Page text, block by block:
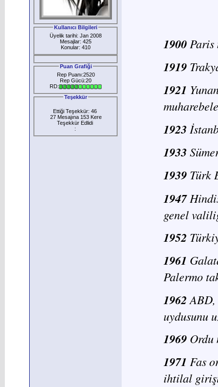
Kullanıcı Bilgileri
Üyelik tarihi: Jan 2008
Mesajlar: 425
Konular: 410
Puan Grafiği
Rep Puanı:2520
Rep Gücü:20
RD:
Teşekkür
Ettiği Teşekkür: 46
27 Mesajına 153 Kere
Teşekkür Edlidi
:
1900Paris
1919
1921
1923
1933
1939 Türk
1947
genel
1952
1961
Palermo
1962ABD,
uydusunu
1969 Ordu
1971 Fas
ihtilal